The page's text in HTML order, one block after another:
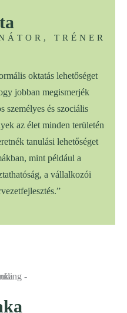
TRÉNER
oktatás lehetőséget
jobban megismerjék
személyes és szociális
az élet minden területén
tanulási lehetőséget
mint például a
a vállalkozói